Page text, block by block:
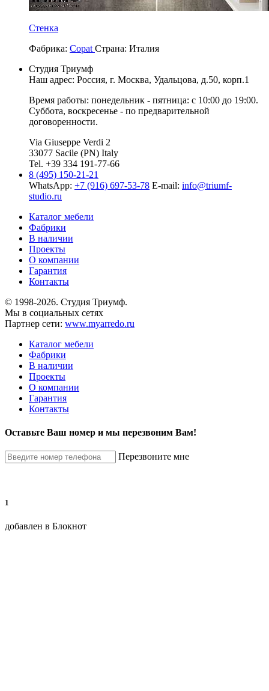
Стенка
Фабрика: Copat Страна: Италия
Студия Триумф
Наш адрес: Россия, г. Москва, Удальцова, д.50, корп.1
Время работы: понедельник - пятница: с 10:00 до 19:00.
Суббота, воскресенье - по предварительной
договоренности.
Via Giuseppe Verdi 2
33077 Sacile (PN) Italy
Tel. +39 334 191-77-66
8 (495) 150-21-21
WhatsApp: +7 (916) 697-53-78 E-mail: info@triumf-
studio.ru
Каталог мебели
Фабрики
В наличии
Проекты
О компании
Гарантия
Контакты
© 1998-2026. Студия Триумф.
Мы в социальных сетях
Партнер сети: www.myarredo.ru
Каталог мебели
Фабрики
В наличии
Проекты
О компании
Гарантия
Контакты
Оставьте Ваш номер и мы перезвоним Вам!
Перезвоните мне
1
добавлен в Блокнот